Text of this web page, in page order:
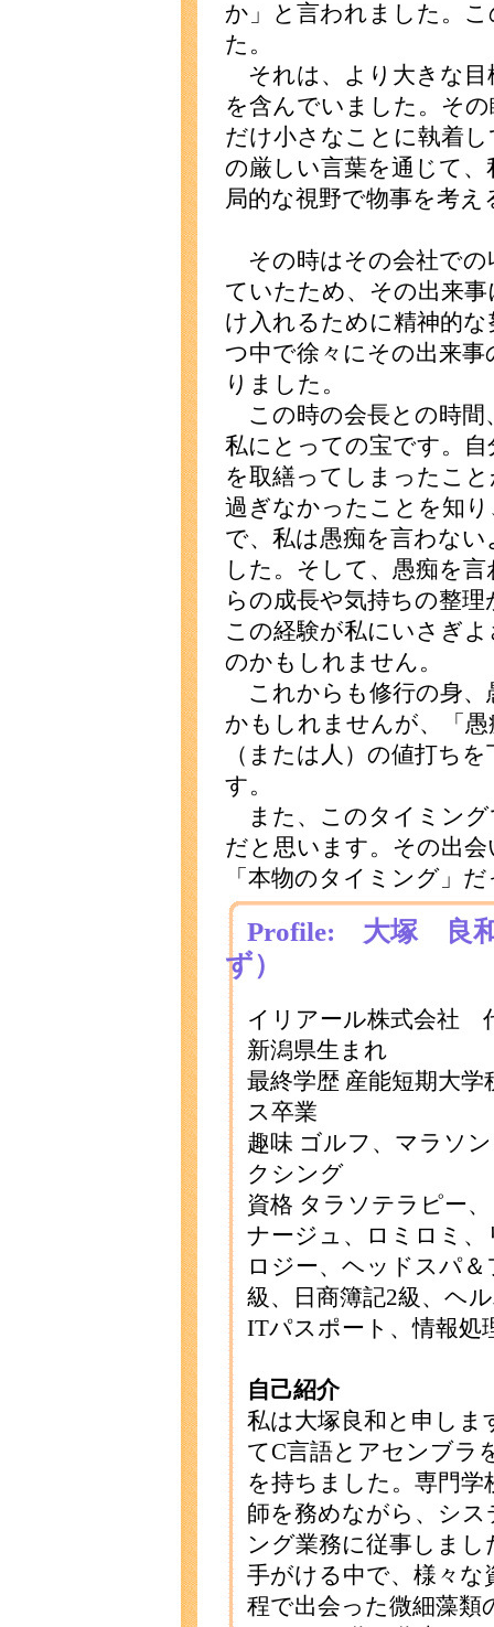
か」と言われました。
た。
それは、より大きな目
を含んでいました。そ
だけ小さなことに執着
の厳しい言葉を通じて
局的な視野で物事を考
その時はその会社での
ていたため、その出来
け入れるために精神的
つ中で徐々にその出来
りました。
この時の会長との時間
私にとっての宝です。
を取繕ってしまったこ
過ぎなかったことを知
で、私は愚痴を言わな
した。そして、愚痴を
らの成長や気持ちの整
この経験が私にいさぎ
のかもしれません。
これからも修行の身、
かもしれませんが、「
（または人）の値打ち
す。
また、このタイミング
だと思います。その出
「本物のタイミング」
Profile: 大塚 良
ず）
イリアール株式会社
新潟県生まれ
最終学歴 産能短期大学
ス卒業
趣味 ゴルフ、マラソ
クシング
資格 タラソテラピー
ナージュ、ロミロミ
ロジー、ヘッドスパ
級、日商簿記2級、ヘ
ITパスポート、情報処
自己紹介
私は大塚良和と申し
てC言語とアセンブラ
を持ちました。専門
師を務めながら、シ
ング業務に従事しま
手がける中で、様々な
程で出会った微細藻類